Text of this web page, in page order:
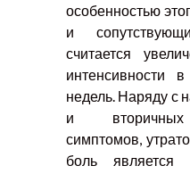
особенностью
и
считается
интенсивности
недель. Наряду с
и вторичных
симптомов,
боль является